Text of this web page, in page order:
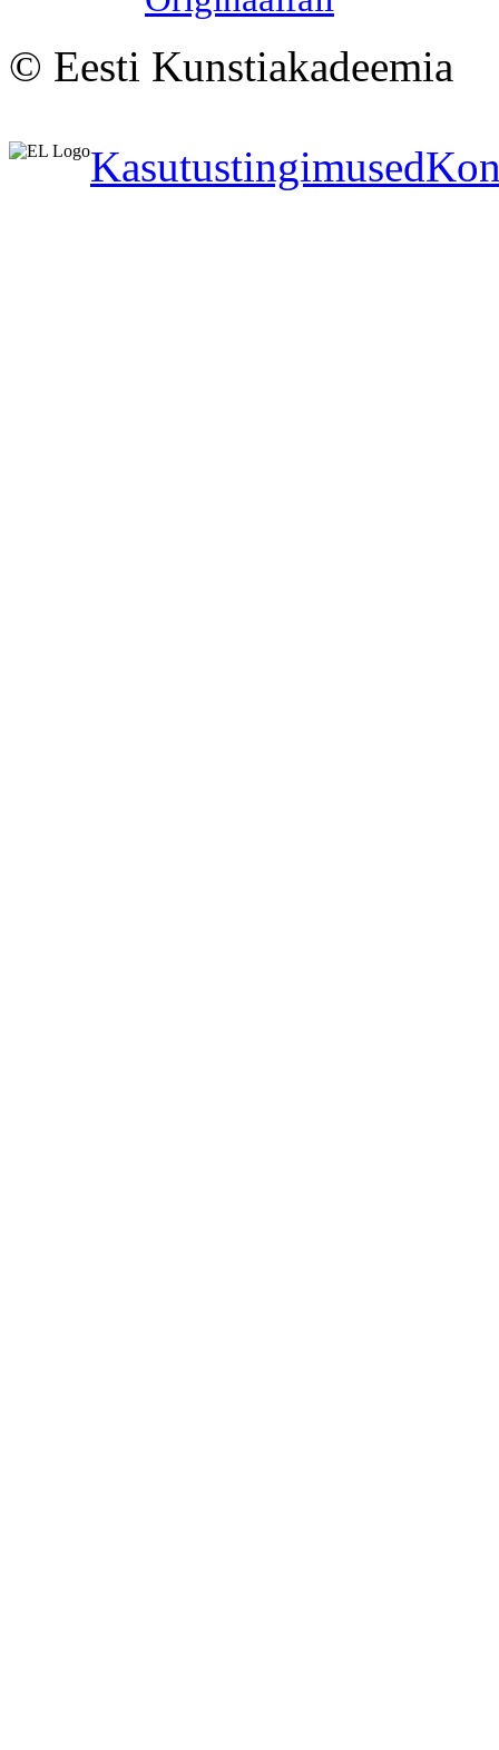
© Eesti Kunstiakadeemia
Kasutustingimused